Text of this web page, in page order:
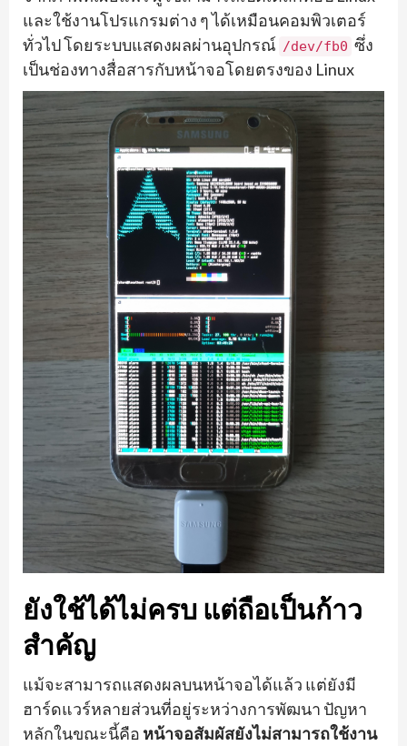
และใช้งานโปรแกรมต่าง ๆ ได้เหมือนคอมพิวเตอร์
ทั่วไป โดยระบบแสดงผลผ่านอุปกรณ์ /dev/fb0 ซึ่ง
เป็นช่องทางสื่อสารกับหน้าจอโดยตรงของ Linux
ยังใช้ได้ไม่ครบ แต่ถือเป็นก้าว
สำคัญ
แม้จะสามารถแสดงผลบนหน้าจอได้แล้ว แต่ยังมี
ฮาร์ดแวร์หลายส่วนที่อยู่ระหว่างการพัฒนา ปัญหา
หลักในขณะนี้คือ หน้าจอสัมผัสยังไม่สามารถใช้งาน